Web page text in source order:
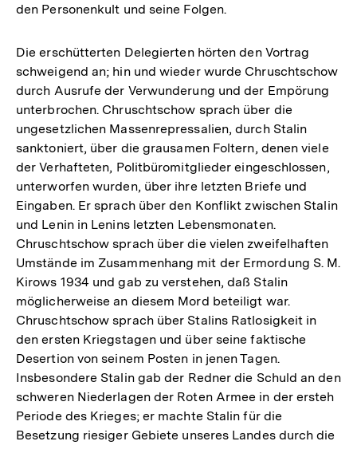
den Personenkult und seine Folgen.
Die erschütterten Delegierten hörten den Vortrag
schweigend an; hin und wieder wurde Chruschtschow
durch Ausrufe der Verwunderung und der Empörung
unterbrochen. Chruschtschow sprach über die
ungesetzlichen Massenrepressalien, durch Stalin
sanktoniert, über die grausamen Foltern, denen viele
der Verhafteten, Politbüromitglieder eingeschlossen,
unterworfen wurden, über ihre letzten Briefe und
Eingaben. Er sprach über den Konflikt zwischen Stalin
und Lenin in Lenins letzten Lebensmonaten.
Chruschtschow sprach über die vielen zweifelhaften
Umstände im Zusammenhang mit der Ermordung S. M.
Kirows 1934 und gab zu verstehen, daß Stalin
möglicherweise an diesem Mord beteiligt war.
Chruschtschow sprach über Stalins Ratlosigkeit in
den ersten Kriegstagen und über seine faktische
Desertion von seinem Posten in jenen Tagen.
Insbesondere Stalin gab der Redner die Schuld an den
schweren Niederlagen der Roten Armee in der ersteh
Periode des Krieges; er machte Stalin für die
Besetzung riesiger Gebiete unseres Landes durch die